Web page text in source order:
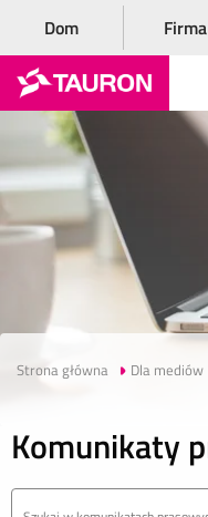
Dom Firma
Strona główna Dla mediów
Komunikaty